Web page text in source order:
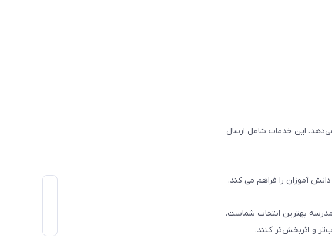
این خدمات شامل ارسال
آموزان را فراهم می کند.
بهترین انتخاب شماست.
و اثربخش‌تر کنند.